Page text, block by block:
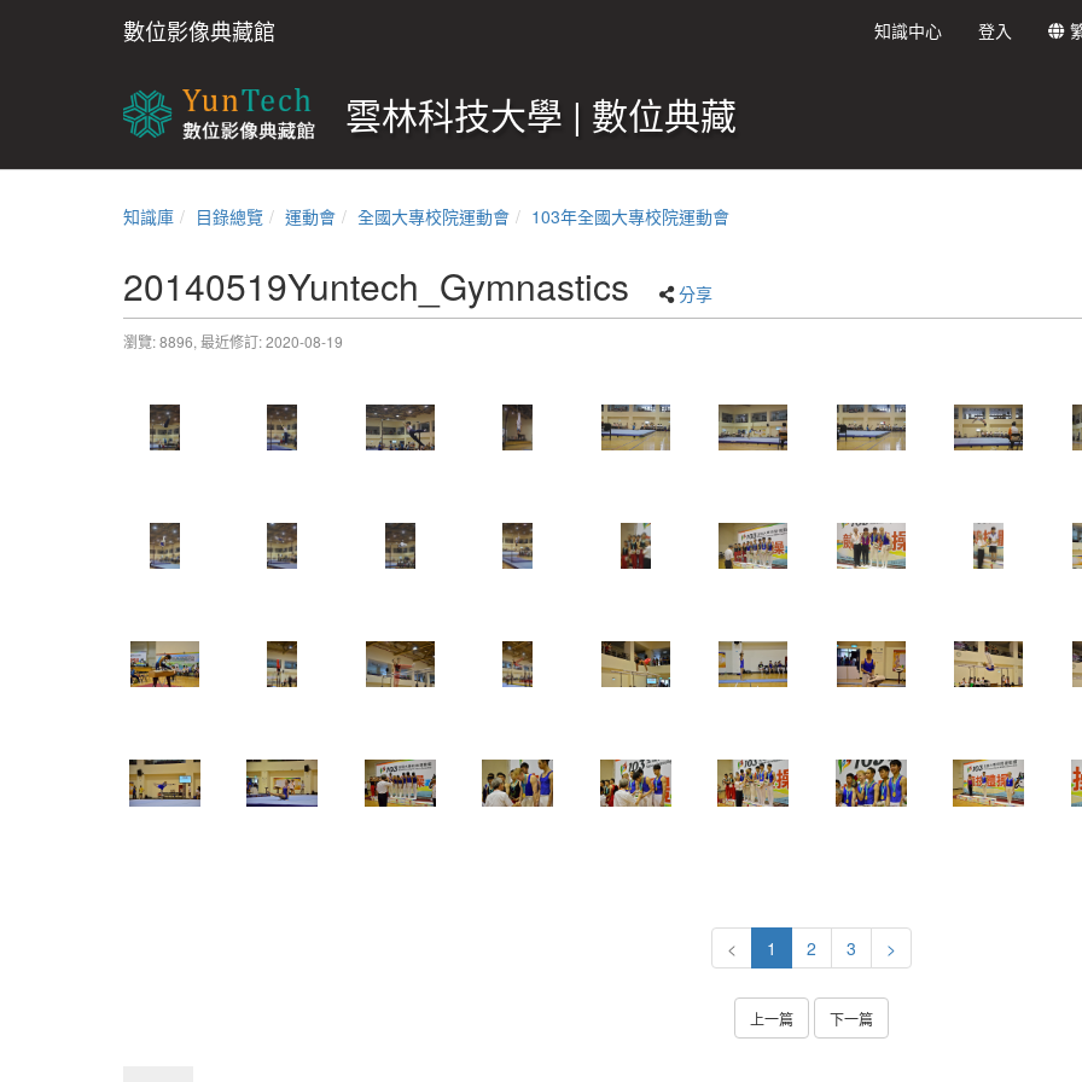
數位影像典藏館 知識中心 登入
雲林科技大學 | 數位典藏
知識庫 目錄總覽 運動會 全國大專校院運動會 103年全國大專校院運動會
20140519Yuntech_Gymnastics 分享
瀏覽: 8896, 最近修訂: 2020-08-19
< 1 2 3 >
上一篇 下一篇